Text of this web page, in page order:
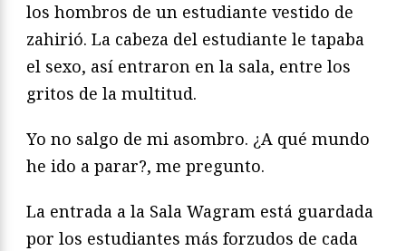
los hombros de un estudiante vestido de
zahirió. La cabeza del estudiante le tapaba
el sexo, así entraron en la sala, entre los
gritos de la multitud.
Yo no salgo de mi asombro. ¿A qué mundo
he ido a parar?, me pregunto.
La entrada a la Sala Wagram está guardada
por los estudiantes más forzudos de cada